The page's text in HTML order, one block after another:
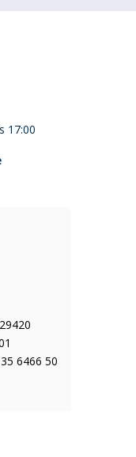
17:00
6466 50